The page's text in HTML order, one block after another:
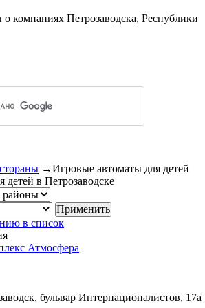
компаниях Петрозаводска, Республики
→Игровые автоматы для детей
в Петрозаводске
в список
Атмосфера
бульвар Интернационалистов, 17а